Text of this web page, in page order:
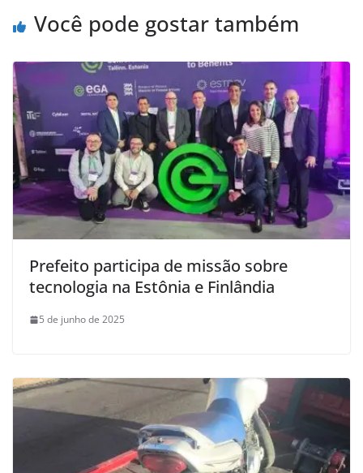
Você pode gostar também
Prefeito participa de missão sobre
tecnologia na Estônia e Finlândia
5 de junho de 2025